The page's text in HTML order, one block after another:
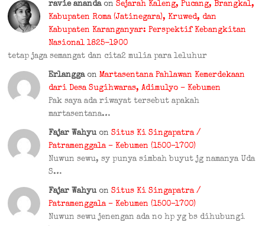
ravie ananda on Sejarah Kaleng, Pucang, Brangkal,
Kabupaten Roma (Jatinegara), Kruwed, dan
Kabupaten Karanganyar: Perspektif Kebangkitan
Nasional 1825-1900
tetap jaga semangat dan cita2 mulia para leluhur
Erlangga on Martasentana Pahlawan Kemerdekaan
dari Desa Sugihwaras, Adimulyo – Kebumen
Pak saya ada riwayat tersebut apakah
martasentana…
Fajar Wahyu on Situs Ki Singapatra /
Patramenggala – Kebumen (1500–1700)
Nuwun sewu, sy punya simbah buyut jg namanya Uda
S…
Fajar Wahyu on Situs Ki Singapatra /
Patramenggala – Kebumen (1500–1700)
Nuwun sewu jenengan ada no hp yg bs dihubungi